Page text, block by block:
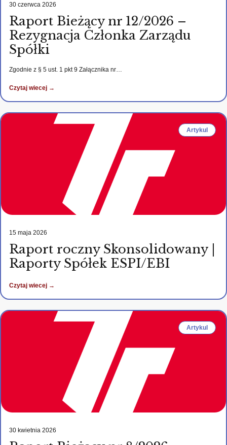
30 czerwca 2026
Raport Bieżący nr 12/2026 –
Rezygnacja Członka Zarządu
Spółki
Zgodnie z § 5 ust. 1 pkt 9 Załącznika nr…
Czytaj wiecej →
Artykul
15 maja 2026
Raport roczny Skonsolidowany |
Raporty Spółek ESPI/EBI
Czytaj wiecej →
Artykul
30 kwietnia 2026